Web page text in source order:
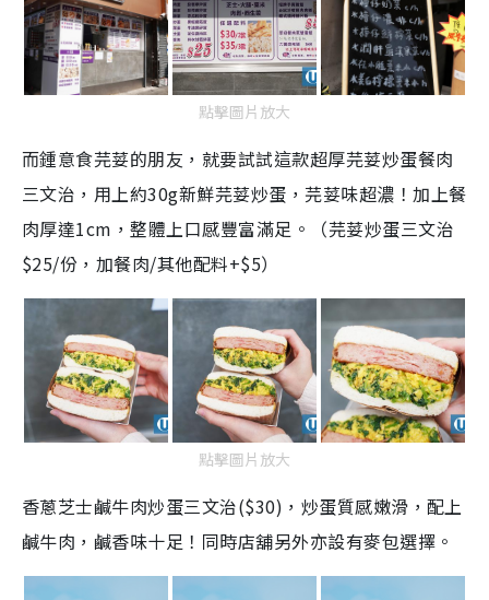
點擊圖片放大
而鍾意食芫荽的朋友，就要試試這款超厚芫荽炒蛋餐肉
三文治，用上約30g新鮮芫荽炒蛋，芫荽味超濃！加上餐
肉厚達1cm，整體上口感豐富滿足。（芫荽炒蛋三文治
$25/份，加餐肉/其他配料+$5）
點擊圖片放大
香蔥芝士鹹牛肉炒蛋三文治($30)，炒蛋質感嫩滑，配上
鹹牛肉，鹹香味十足！同時店舖另外亦設有麥包選擇。